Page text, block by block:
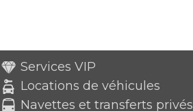
Services VIP
Locations de véhicules
Navettes et transferts privés